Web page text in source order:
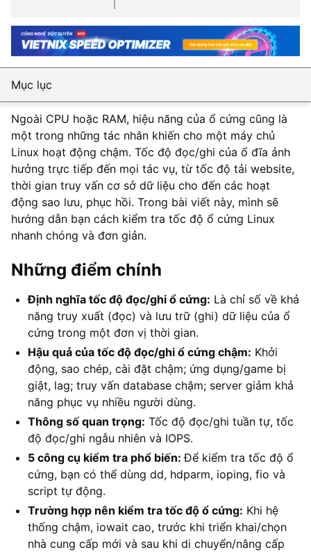
Mục lục
Ngoài CPU hoặc RAM, hiệu năng của ổ cứng cũng là
một trong những tác nhân khiến cho một máy chủ
Linux hoạt động chậm. Tốc độ đọc/ghi của ổ đĩa ảnh
hưởng trực tiếp đến mọi tác vụ, từ tốc độ tải website,
thời gian truy vấn cơ sở dữ liệu cho đến các hoạt
động sao lưu, phục hồi. Trong bài viết này, mình sẽ
hướng dẫn bạn cách kiểm tra tốc độ ổ cứng Linux
nhanh chóng và đơn giản.
Những điểm chính
Định nghĩa tốc độ đọc/ghi ổ cứng: Là chỉ số về khả
năng truy xuất (đọc) và lưu trữ (ghi) dữ liệu của ổ
cứng trong một đơn vị thời gian.
Hậu quả của tốc độ đọc/ghi ổ cứng chậm: Khởi
động, sao chép, cài đặt chậm; ứng dụng/game bị
giật, lag; truy vấn database chậm; server giảm khả
năng phục vụ nhiều người dùng.
Thông số quan trọng: Tốc độ đọc/ghi tuần tự, tốc
độ đọc/ghi ngẫu nhiên và IOPS.
5 công cụ kiểm tra phổ biến:Để kiểm tra tốc độ ổ
cứng, bạn có thể dùng dd, hdparm, ioping, fio và
script tự động.
Trường hợp nên kiểm tra tốc độ ổ cứng: Khi hệ
thống chậm, iowait cao, trước khi triển khai/chọn
nhà cung cấp mới và sau khi di chuyển/nâng cấp